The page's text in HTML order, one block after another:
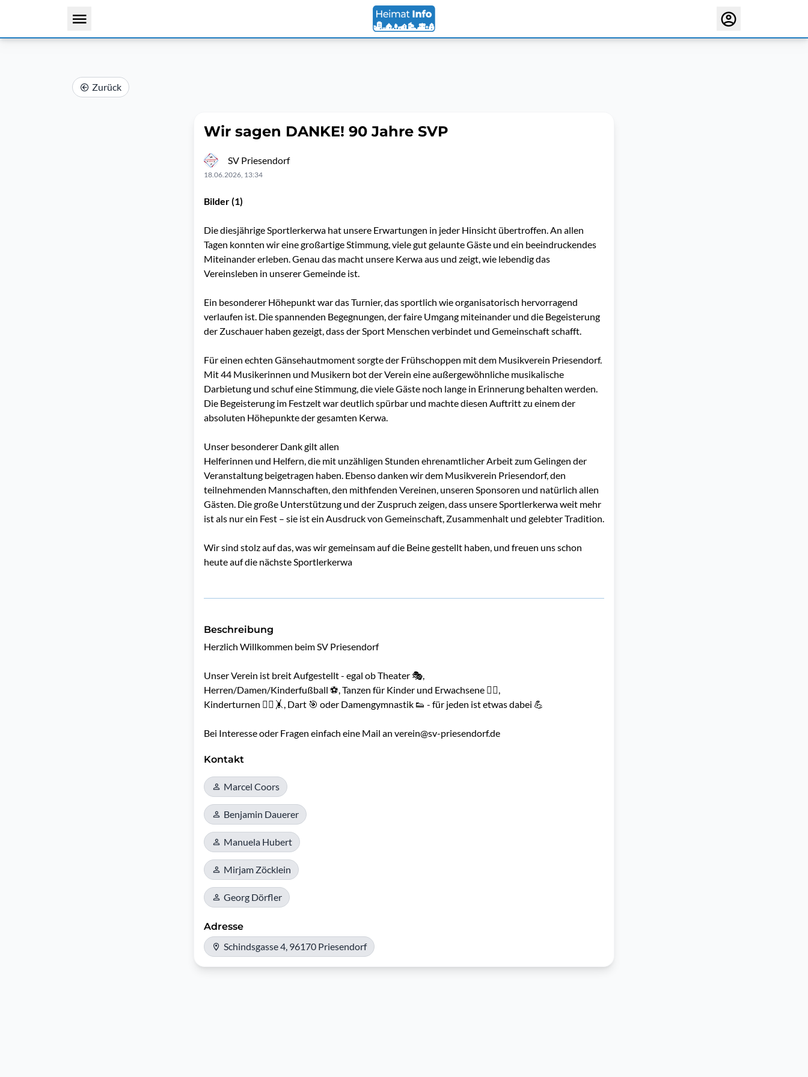
Zurück
Wir sagen DANKE! 90 Jahre SVP
SV Priesendorf
18.06.2026, 13:34
Bilder (1)
Die diesjährige Sportlerkerwa hat unsere Erwartungen in jeder Hinsicht übertroffen. An allen
Tagen konnten wir eine großartige Stimmung, viele gut gelaunte Gäste und ein beeindruckendes
Miteinander erleben. Genau das macht unsere Kerwa aus und zeigt, wie lebendig das
Vereinsleben in unserer Gemeinde ist.
Ein besonderer Höhepunkt war das Turnier, das sportlich wie organisatorisch hervorragend
verlaufen ist. Die spannenden Begegnungen, der faire Umgang miteinander und die Begeisterung
der Zuschauer haben gezeigt, dass der Sport Menschen verbindet und Gemeinschaft schafft.
Für einen echten Gänsehautmoment sorgte der Frühschoppen mit dem Musikverein Priesendorf.
Mit 44 Musikerinnen und Musikern bot der Verein eine außergewöhnliche musikalische
Darbietung und schuf eine Stimmung, die viele Gäste noch lange in Erinnerung behalten werden.
Die Begeisterung im Festzelt war deutlich spürbar und machte diesen Auftritt zu einem der
absoluten Höhepunkte der gesamten Kerwa.
Unser besonderer Dank gilt allen
Helferinnen und Helfern, die mit unzähligen Stunden ehrenamtlicher Arbeit zum Gelingen der
Veranstaltung beigetragen haben. Ebenso danken wir dem Musikverein Priesendorf, den
teilnehmenden Mannschaften, den mithfenden Vereinen, unseren Sponsoren und natürlich allen
Gästen. Die große Unterstützung und der Zuspruch zeigen, dass unsere Sportlerkerwa weit mehr
ist als nur ein Fest – sie ist ein Ausdruck von Gemeinschaft, Zusammenhalt und gelebter Tradition.
Wir sind stolz auf das, was wir gemeinsam auf die Beine gestellt haben, und freuen uns schon
heute auf die nächste Sportlerkerwa
Beschreibung
Herzlich Willkommen beim SV Priesendorf
Unser Verein ist breit Aufgestellt - egal ob Theater 🎭,
Herren/Damen/Kinderfußball ⚽️, Tanzen für Kinder und Erwachsene 👯‍♀️,
Kinderturnen 🤸‍♀️🤸, Dart 🎯 oder Damengymnastik 👟 - für jeden ist etwas dabei 💪
Bei Interesse oder Fragen einfach eine Mail an verein@sv-priesendorf.de
Kontakt
Marcel Coors
Benjamin Dauerer
Manuela Hubert
Mirjam Zöcklein
Georg Dörfler
Adresse
Schindsgasse 4, 96170 Priesendorf